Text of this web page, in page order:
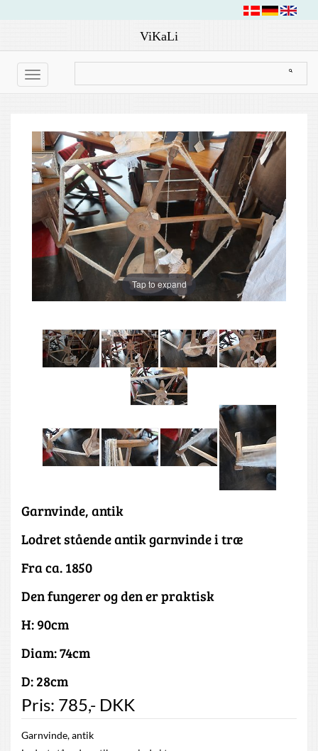
ViKaLi
Toggle
navigation
Tap to expand
Garnvinde, antik
Lodret stående antik garnvinde i træ
Fra ca. 1850
Den fungerer og den er praktisk
H: 90cm
Diam: 74cm
D: 28cm
Pris: 785,- DKK
Garnvinde, antik